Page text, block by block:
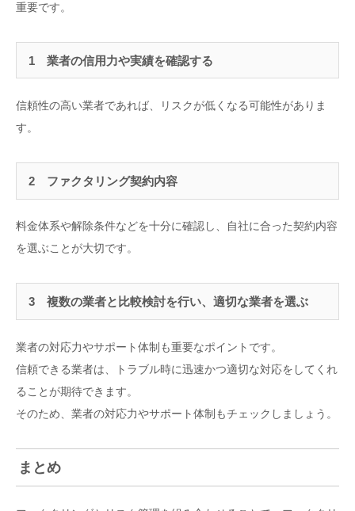
重要です。
1 業者の信用力や実績を確認する
信頼性の高い業者であれば、リスクが低くなる可能性がありま
す。
2 ファクタリング契約内容
料金体系や解除条件などを十分に確認し、自社に合った契約内容
を選ぶことが大切です。
3 複数の業者と比較検討を行い、適切な業者を選ぶ
業者の対応力やサポート体制も重要なポイントです。
信頼できる業者は、トラブル時に迅速かつ適切な対応をしてくれ
ることが期待できます。
そのため、業者の対応力やサポート体制もチェックしましょう。
まとめ